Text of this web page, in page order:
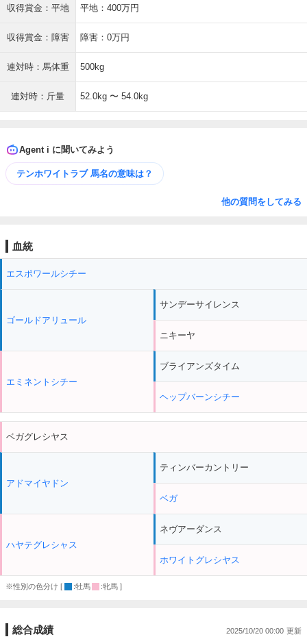
収得賞金：平地 平地：400万円
収得賞金：障害 障害：0万円
連対時：馬体重 500kg
連対時：斤量 52.0kg 〜 54.0kg
Agent i に聞いてみよう
テンホワイトラブ 馬名の意味は？
他の質問をしてみる
血統
エスポワールシチー
ゴールドアリュール
エミネントシチー
サンデーサイレンス
ニキーヤ
ブライアンズタイム
ヘップバーンシチー
ベガグレシヤス
アドマイヤドン
ハヤテグレシャス
ティンバーカントリー
ベガ
ネヴアーダンス
ホワイトグレシヤス
※性別の色分け [ :牡馬 :牝馬 ]
総合成績 2025/10/20 00:00